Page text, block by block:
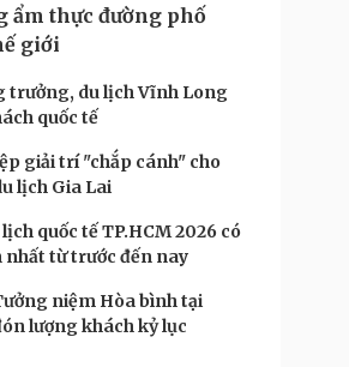
ẩm thực đường phố
giới
trưởng, du lịch Vĩnh Long
quốc tế
giải trí "chắp cánh" cho
lịch Gia Lai
quốc tế TP.HCM 2026 có
nhất từ trước đến nay
niệm Hòa bình tại
lượng khách kỷ lục